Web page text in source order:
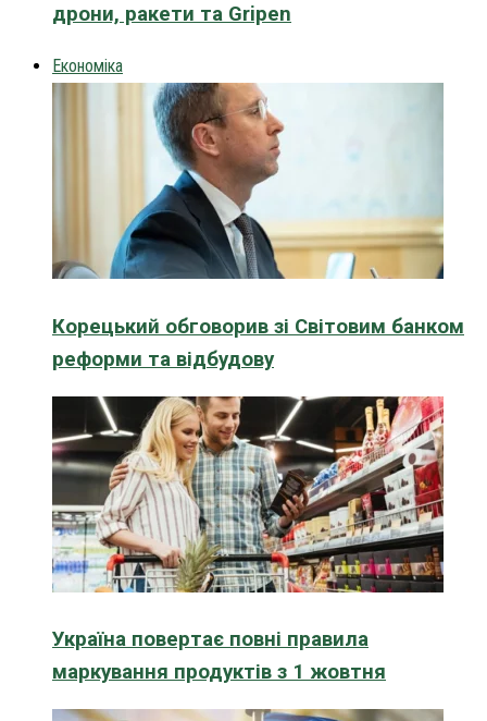
дрони, ракети та Gripen
Економіка
Корецький обговорив зі Світовим банком
реформи та відбудову
Україна повертає повні правила
маркування продуктів з 1 жовтня